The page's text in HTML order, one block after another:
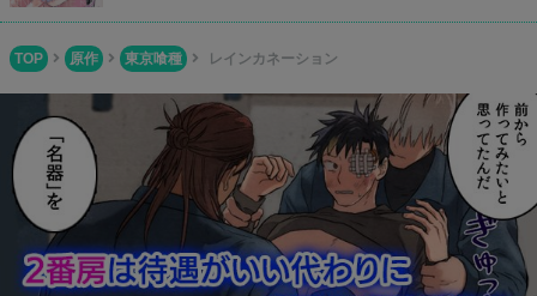
TOP 原作 東京喰種 レインカネーション